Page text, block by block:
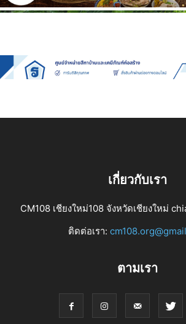
เกี่ยวกับเรา
CM108 เชียงใหม่108 จังหวัดเชียงใหม่
ติดต่อเรา:
ตามเรา